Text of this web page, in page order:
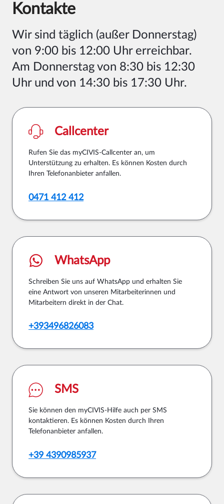
Kontakte
Wir sind täglich (außer Donnerstag)
von 9:00 bis 12:00 Uhr erreichbar.
Am Donnerstag von 8:30 bis 12:30
Uhr und von 14:30 bis 17:30 Uhr.
Callcenter
Rufen Sie das myCIVIS-Callcenter an, um
Unterstützung zu erhalten. Es können Kosten durch
Ihren Telefonanbieter anfallen.
0471 412 412
WhatsApp
Schreiben Sie uns auf WhatsApp und erhalten Sie
eine Antwort von unseren Mitarbeiterinnen und
Mitarbeitern direkt in der Chat.
+393496826083
SMS
Sie können den myCIVIS-Hilfe auch per SMS
kontaktieren. Es können Kosten durch Ihren
Telefonanbieter anfallen.
+39 4390985937